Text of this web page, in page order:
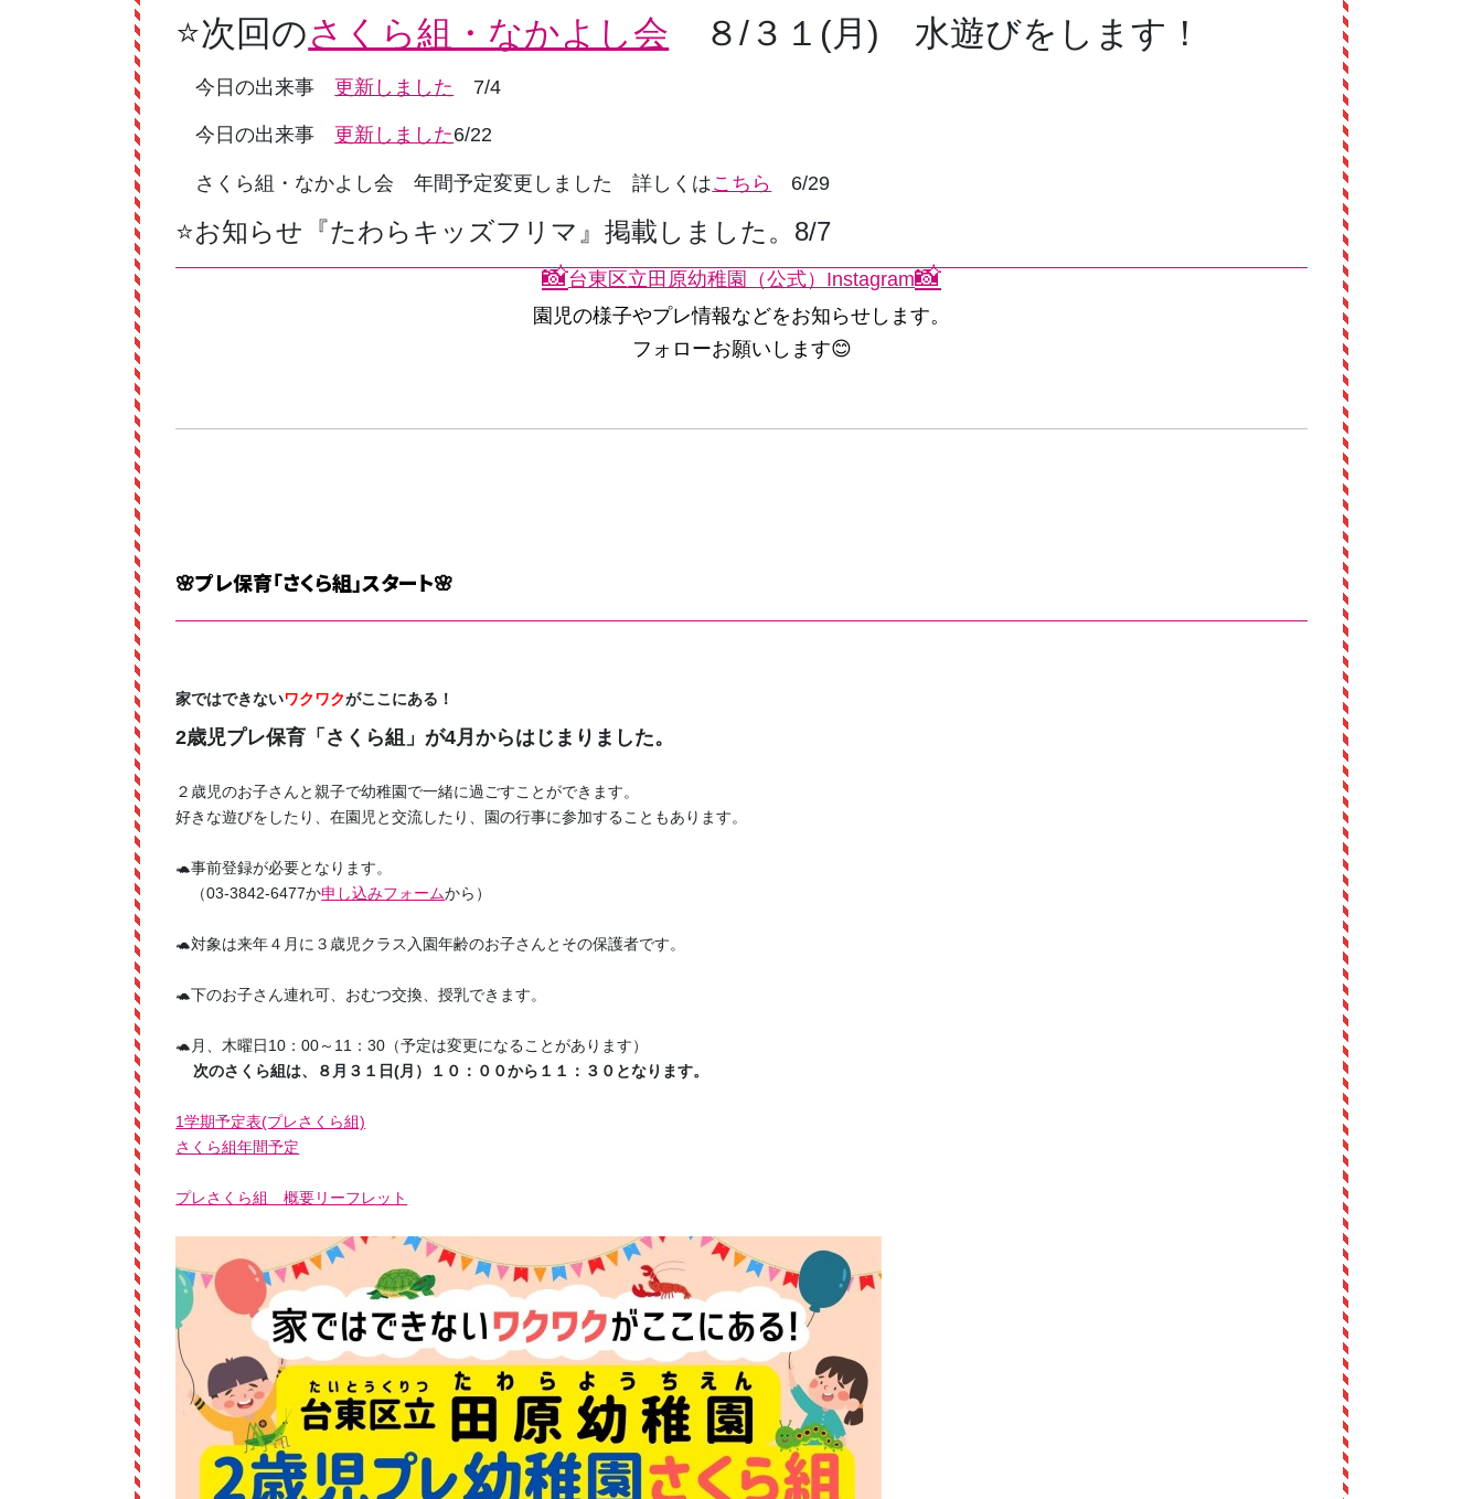
⭐次回のさくら組・なかよし会 ８/３１(月) 水遊びをします！
今日の出来事 更新しました 7/4
今日の出来事 更新しました6/22
さくら組・なかよし会 年間予定変更しました 詳しくはこちら 6/29
⭐お知らせ『たわらキッズフリマ 』掲載しました。8/7
📸台東区立田原幼稚園（公式）Instagram📸
園児の様子やプレ情報などをお知らせします。
フォローお願いします😊
🌸プレ保育「さくら組」スタート🌸
家ではできないワクワクがここにある！
2歳児プレ保育「さくら組」が4月からはじまりました。
２歳児のお子さんと親子で幼稚園で一緒に過ごすことができます。
好きな遊びをしたり、在園児と交流したり、園の行事に参加することもあります。
🐢事前登録が必要となります。
（03-3842-6477か申し込みフォームから）
🐢対象は来年４月に３歳児クラス入園年齢のお子さんとその保護者です。
🐢下のお子さん連れ可、おむつ交換、授乳できます。
🐢月、木曜日10：00～11：30（予定は変更になることがあります）
次のさくら組は、８月３１日(月 ）１０：００から１１：３０となります。
1学期予定表(プレさくら組)
さくら組年間予定
プレさくら組 概要リーフレット